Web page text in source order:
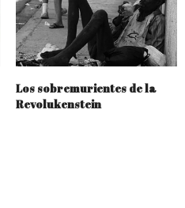
Los sobremurientes de la
Revolukenstein